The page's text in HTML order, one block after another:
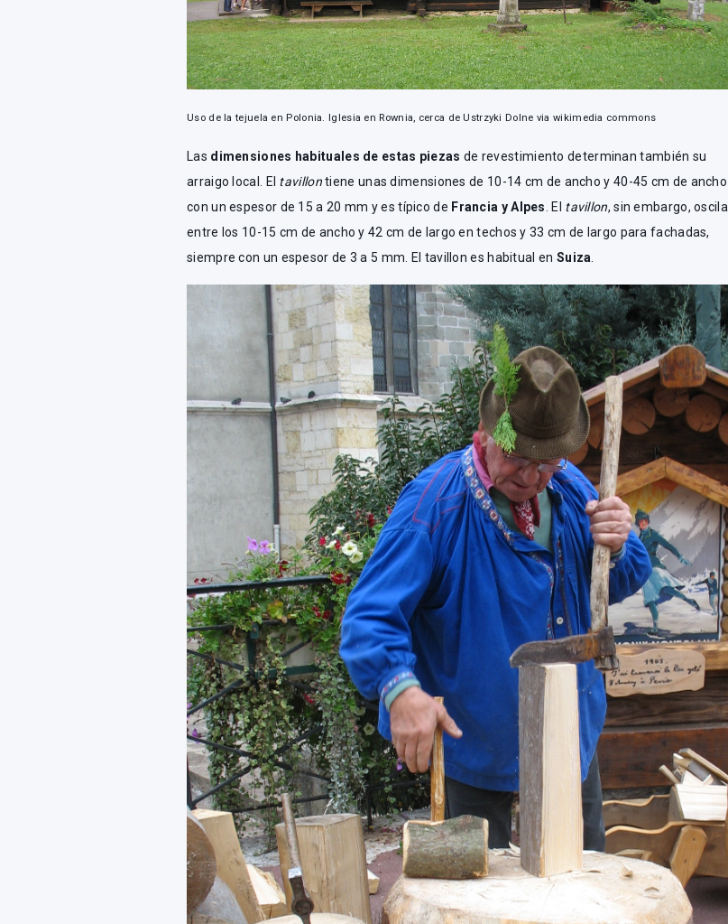
Uso de la tejuela en Polonia. Iglesia en Rownia, cerca de Ustrzyki Dolne via wikimedia commons
Las dimensiones habituales de estas piezas de revestimiento determinan también su
arraigo local. El tavillontiene unas dimensiones de 10-14 cm de ancho y 40-45 cm de ancho
con un espesor de 15 a 20 mm y es típico de Francia y Alpes . El tavillon, sin embargo, oscila
entre los 10-15 cm de ancho y 42 cm de largo en techos y 33 cm de largo para fachadas,
siempre con un espesor de 3 a 5 mm. El tavillon es habitual en Suiza